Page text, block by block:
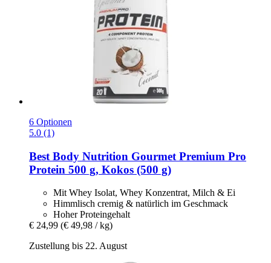
6 Optionen
5.0 (1)
Best Body Nutrition Gourmet Premium Pro
Protein 500 g, Kokos (500 g)
Mit Whey Isolat, Whey Konzentrat, Milch & Ei
Himmlisch cremig & natürlich im Geschmack
Hoher Proteingehalt
€ 24,99 (€ 49,98 / kg)
Zustellung bis 22. August